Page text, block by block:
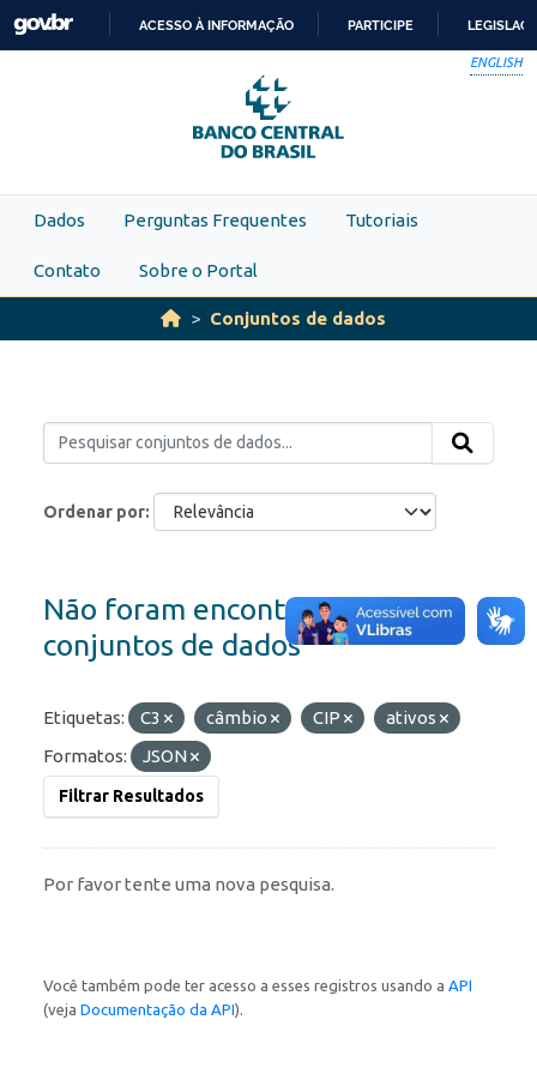
Skip to main content
PARA
O
CONTEÚDO
ACESSO À INFORMAÇÃO PARTICIPE
ENGLISH
Dados Perguntas Frequentes Tutoriais
Contato Sobre o Portal
Conjuntos de dados
Ordenar por
Não foram encontrados
conjuntos de dados
Etiquetas: C3 câmbio CIP
ativos
Formatos:
JSON
Filtrar Resultados
Por favor tente uma nova pesquisa.
Você também pode ter acesso a esses registros usando a API
(veja Documentação da API).